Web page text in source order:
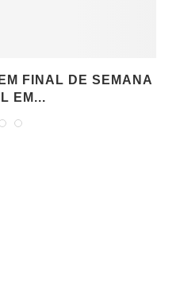
FINAL DE SEMANA
EM...